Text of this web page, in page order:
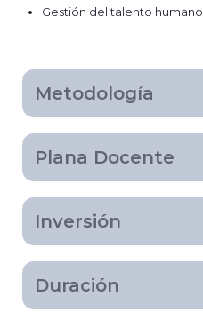
Gestión del talento humano
Metodología
Plana Docente
Inversión
Duración